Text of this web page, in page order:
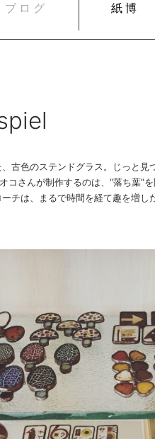
ブログ 紙博
古色のステンドグラス。じっと
コさんが制作するのは、“落ち葉”
チは、まるで時間を経て趣を増し